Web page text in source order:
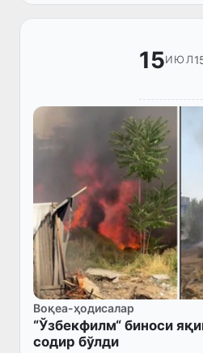
15ИЮЛ
Воқеа-ҳодисалар
“Ўзбекфилм“ биноси
содир бўлди